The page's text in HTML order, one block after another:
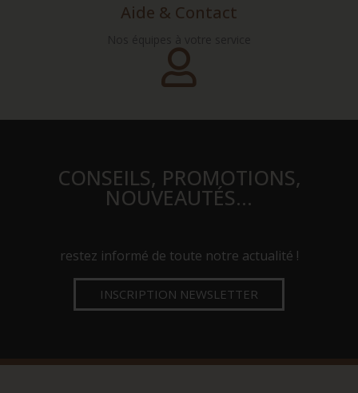
Aide & Contact
CONSEILS, PROMOTIONS,
NOUVEAUTÉS…
restez informé de toute notre actualité !
INSCRIPTION NEWSLETTER